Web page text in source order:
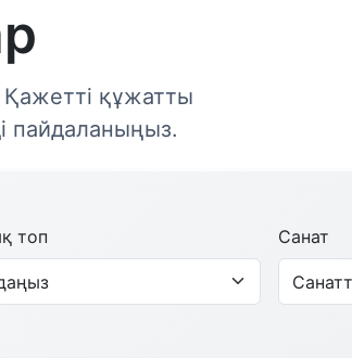
құжатты
пайдаланыңыз.
топ Санат